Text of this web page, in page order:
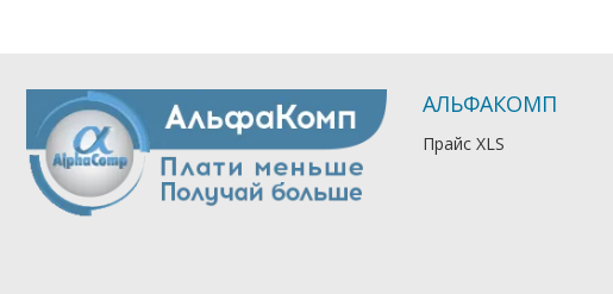
АЛЬФАКОМП
Прайс XLS